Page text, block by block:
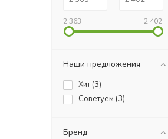
2 363 2 402
Наши предложения
Хит (3)
Советуем (3)
Бренд